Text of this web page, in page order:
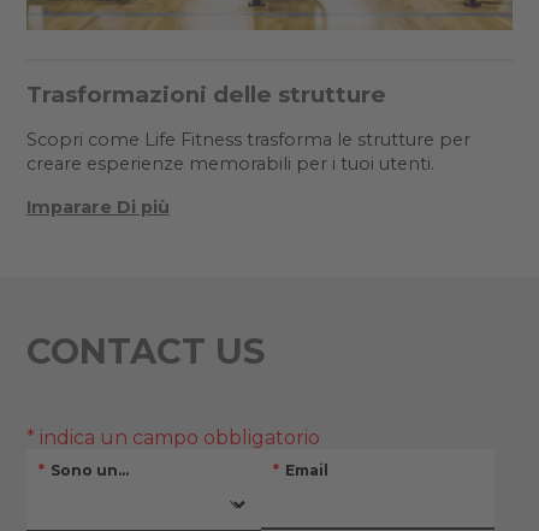
Trasformazioni delle strutture
Scopri come Life Fitness trasforma le strutture per
creare esperienze memorabili per i tuoi utenti.
Imparare Di più
CONTACT US